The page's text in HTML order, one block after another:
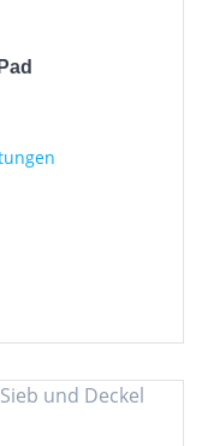
Dieses
weist
mehrere
Varianten
auf.